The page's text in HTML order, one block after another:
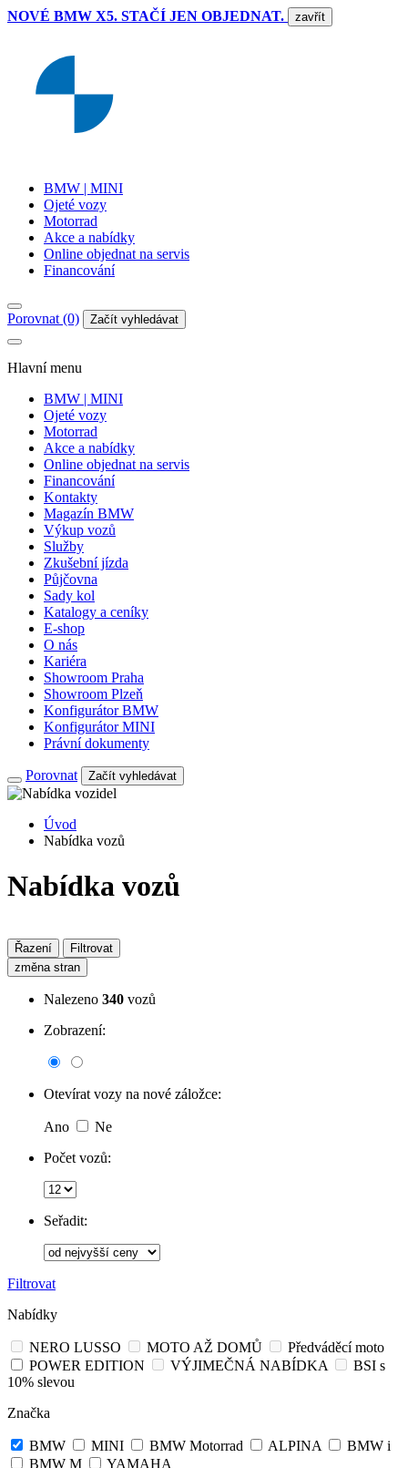
NOVÉ BMW X5. STAČÍ JEN OBJEDNAT. zavřít
BMW | MINI
Ojeté vozy
Motorrad
Akce a nabídky
Online objednat na servis
Financování
Porovnat (0) Začít vyhledávat
Hlavní menu
BMW | MINI
Ojeté vozy
Motorrad
Akce a nabídky
Online objednat na servis
Financování
Kontakty
Magazín BMW
Výkup vozů
Služby
Zkušební jízda
Půjčovna
Sady kol
Katalogy a ceníky
E-shop
O nás
Kariéra
Showroom Praha
Showroom Plzeň
Konfigurátor BMW
Konfigurátor MINI
Právní dokumenty
Porovnat Začít vyhledávat
Úvod
Nabídka vozů
Nabídka vozů
Řazení
Filtrovat
změna stran
Nalezeno 340 vozů
Zobrazení:
Otevírat vozy na nové záložce:
Ano
Ne
Počet vozů:
Seřadit:
Filtrovat
Nabídky
NERO LUSSO MOTO AŽ DOMŮ
Předváděcí moto
POWER EDITION
VÝJIMEČNÁ NABÍDKA
BSI s
10% slevou
Značka
BMW MINI BMW Motorrad ALPINA
BMW i
BMW M
YAMAHA